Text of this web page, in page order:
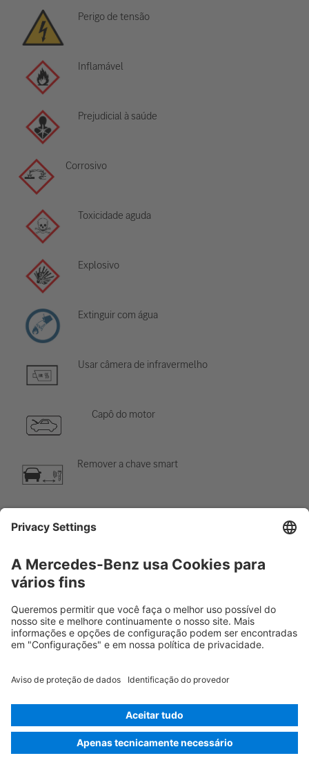
Perigo de tensão
Inflamável
Prejudicial à saúde
Corrosivo
Toxicidade aguda
Explosivo
Extinguir com água
Usar câmera de infravermelho
Capô do motor
Remover a chave smart
Perigo, baixa temperatura
Rescue Card Van Versão 07/2026 01.5 ID-Nr.: 907.133
© 2026Mercedes-Benz AG
Identificação do fornecedor
Configurações de cookies